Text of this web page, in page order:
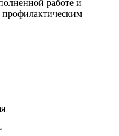
работе и